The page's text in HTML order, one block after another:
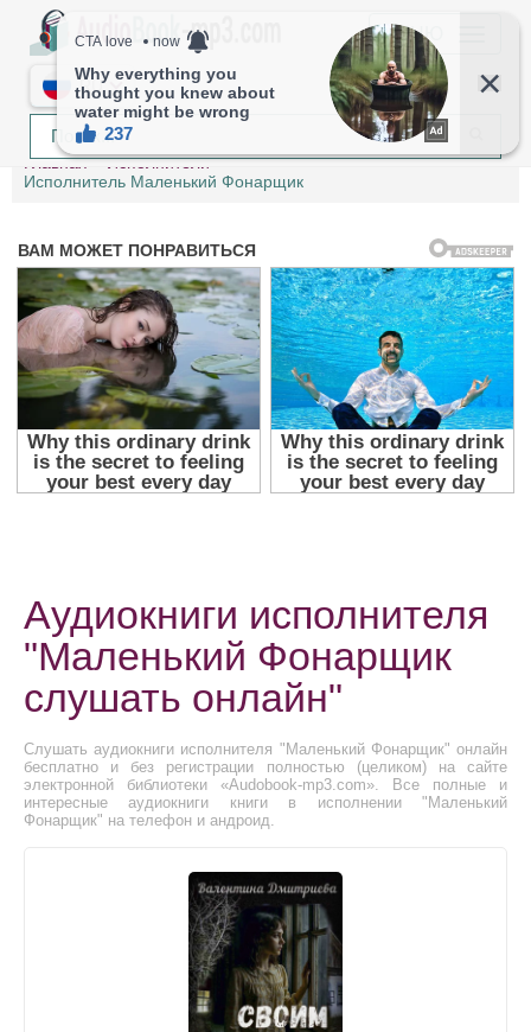
МЕНЮ
RU
Главная
Исполнители
Исполнитель Маленький Фонарщик
Аудиокниги исполнителя
"Маленький Фонарщик
слушать онлайн"
Слушать аудиокниги исполнителя "Маленький Фонарщик" онлайн
бесплатно и без регистрации полностью (целиком) на сайте
электронной библиотеки «Audobook-mp3.com». Все полные и
интересные аудиокниги книги в исполнении "Маленький
Фонарщик" на телефон и андроид.